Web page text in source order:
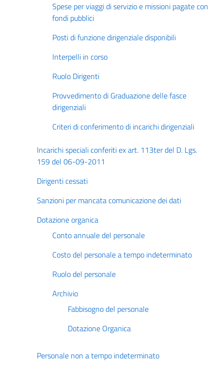
Spese per viaggi di servizio e missioni pagate con
fondi pubblici
Posti di funzione dirigenziale disponibili
Interpelli in corso
Ruolo Dirigenti
Provvedimento di Graduazione delle fasce
dirigenziali
Criteri di conferimento di incarichi dirigenziali
Incarichi speciali conferiti ex art. 113ter del D. Lgs.
159 del 06-09-2011
Dirigenti cessati
Sanzioni per mancata comunicazione dei dati
Dotazione organica
Conto annuale del personale
Costo del personale a tempo indeterminato
Ruolo del personale
Archivio
Fabbisogno del personale
Dotazione Organica
Personale non a tempo indeterminato